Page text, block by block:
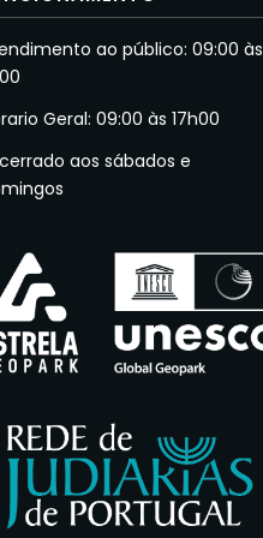
ao público: 09:00 às
Geral: 09:00 às 17h00
aos sábados e